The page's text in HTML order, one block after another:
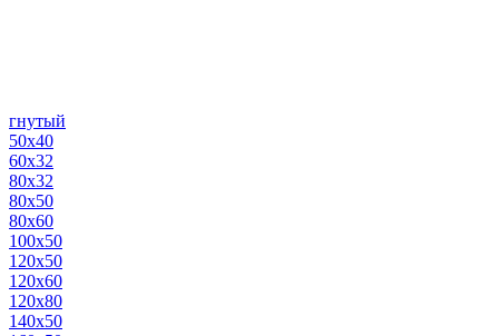
гнутый
50х40
60х32
80х32
80х50
80х60
100х50
120х50
120х60
120х80
140х50